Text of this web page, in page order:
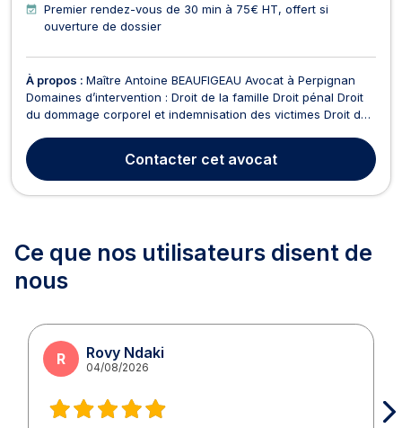
Premier rendez-vous de 30 min à 75€ HT, offert si
ouverture de dossier
À propos : Maître Antoine BEAUFIGEAU Avocat à Perpignan
Domaines d’intervention : Droit de la famille Droit pénal Droit
du dommage corporel et indemnisation des victimes Droit de
vos démarches liées à la vie familiale : Séparation et divorce
(amiable ou contentieux) Liquidation ...
Contacter cet avocat
Ce que nos utilisateurs disent de
nous
R Rovy Ndaki
04/08/2026